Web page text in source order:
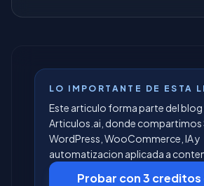
LO IMPORTANTE DE ESTA
Este articulo forma parte del blog
Articulos.ai, donde compartimos
WordPress, WooCommerce, IA y
automatizacion aplicada a
Probar con 3